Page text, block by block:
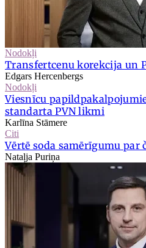
Nodokļi
Transfertcenu korekcija un
Edgars Hercenbergs
Nodokļi
Viesnīcu
standarta PVN likmi
Karlīna Stāmere
Citi
Vērtē soda samērīgumu par
Nataļja Puriņa